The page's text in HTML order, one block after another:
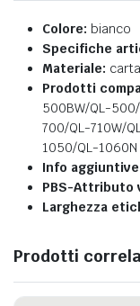
Colore: bianco
Specifiche
Materiale: carta
Prodotti
500BW/QL-
700/QL-710W/
1050/QL-1060N
Info
PBS-Attributo
Larghezza
Prodotti